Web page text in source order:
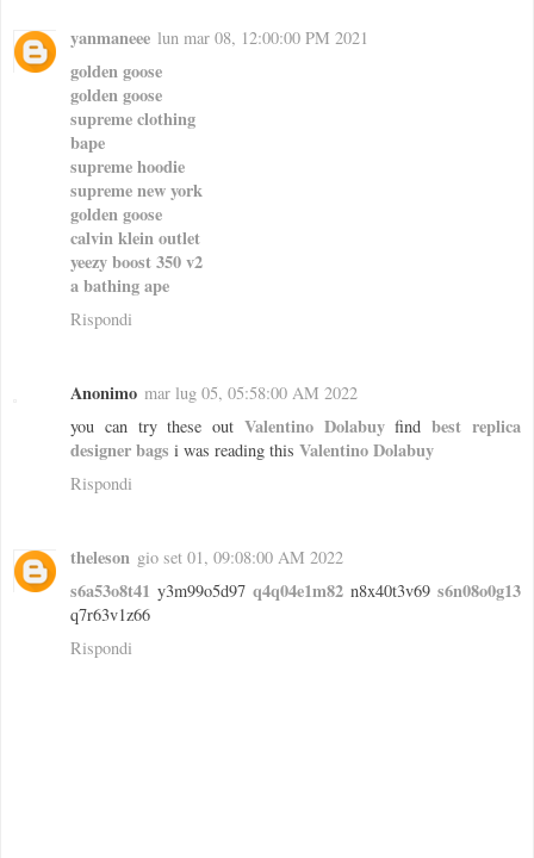
yanmaneee lun mar 08, 12:00:00 PM 2021
golden goose
golden goose
supreme clothing
bape
supreme hoodie
supreme new york
golden goose
calvin klein outlet
yeezy boost 350 v2
a bathing ape
Rispondi
Anonimo mar lug 05, 05:58:00 AM 2022
you can try these out Valentino Dolabuyfindbest replica
designer bags i was reading this Valentino Dolabuy
Rispondi
theleson gio set 01, 09:08:00 AM 2022
s6a53o8t41 y3m99o5d97 q4q04e1m82 n8x40t3v69 s6n08o0g13
q7r63v1z66
Rispondi